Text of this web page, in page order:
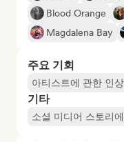
Blood Orange
Magdalena Bay
주요 기회
아티스트에 관한 인
기타
소셜 미디어 스토리